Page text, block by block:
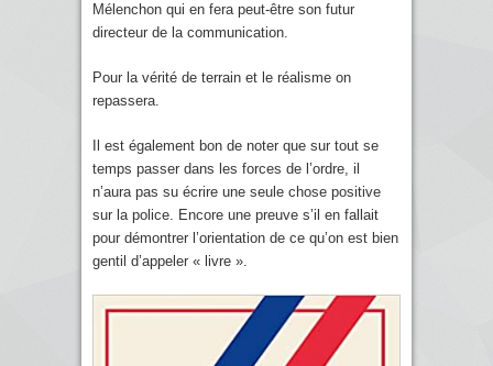
Mélenchon qui en fera peut-être son futur
directeur de la communication.
Pour la vérité de terrain et le réalisme on
repassera.
Il est également bon de noter que sur tout se
temps passer dans les forces de l’ordre, il
n’aura pas su écrire une seule chose positive
sur la police. Encore une preuve s’il en fallait
pour démontrer l’orientation de ce qu’on est bien
gentil d’appeler « livre ».